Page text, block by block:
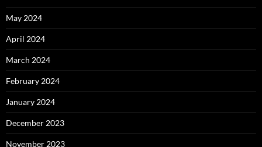
May 2024
April 2024
March 2024
February 2024
January 2024
December 2023
November 2023